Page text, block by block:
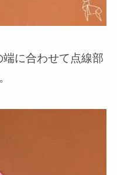
に合わせて点線部